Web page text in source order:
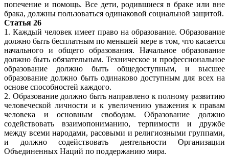
попечение и помощь. Все дети, родившиеся в браке или вне
брака, должны пользоваться одинаковой социальной защитой.
Статья 26
1. Каждый человек имеет право на образование. Образование
должно быть бесплатным по меньшей мере в том, что касается
начального и общего образования. Начальное образование
должно быть обязательным. Техническое и профессиональное
образование должно быть общедоступным, и высшее
образование должно быть одинаково доступным для всех на
основе способностей каждого.
2. Образование должно быть направлено к полному развитию
человеческой личности и к увеличению уважения к правам
человека и основным свободам. Образование должно
содействовать взаимопониманию, терпимости и дружбе
между всеми народами, расовыми и религиозными группами,
и должно содействовать деятельности Организации
Объединенных Наций по поддержанию мира.